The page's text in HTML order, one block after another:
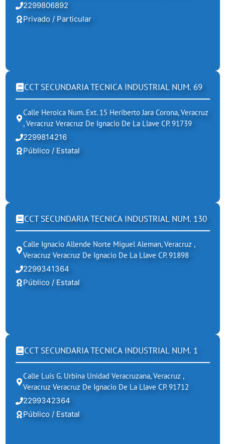
2299806892
Privado / Particular
CCT SECUNDARIA TECNICA INDUSTRIAL NUM. 69
Calle Heroica Num. Ext. 15 Heriberto Jara Corona, Veracruz
, Veracruz Veracruz De Ignacio De La Llave CP. 91739
2299814216
Público / Estatal
CCT SECUNDARIA TECNICA INDUSTRIAL NUM. 130
Calle Ignacio Allende Norte Miguel Aleman, Veracruz ,
Veracruz Veracruz De Ignacio De La Llave CP. 91898
2299341364
Público / Estatal
CCT SECUNDARIA TECNICA INDUSTRIAL NUM. 1
Calle Luis G. Urbina Unidad Veracruzana, Veracruz ,
Veracruz Veracruz De Ignacio De La Llave CP. 91712
2299342364
Público / Estatal